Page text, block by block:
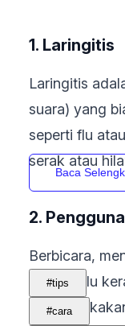
1. Laringitis
Laringitis
suara) yang
seperti flu
serak atau
2.
Berbicara,
dan terlalu
Baca
#tips
#cara